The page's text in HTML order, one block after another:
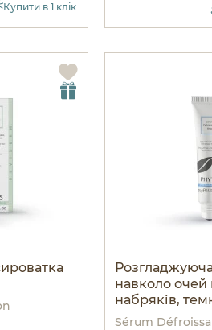
Купити в 1 клік
навколо очей
набряків,
миттєвого
Sérum